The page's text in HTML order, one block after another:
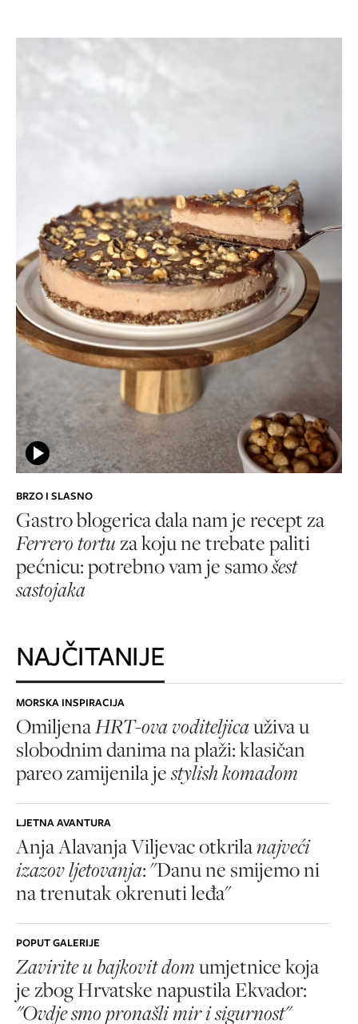
BRZO I SLASNO
Gastro blogerica dala nam je recept za
Ferrero tortu za koju ne trebate paliti
pećnicu: potrebno vam je samošest
sastojaka
NAJČITANIJE
MORSKA INSPIRACIJA
Omiljena HRT-ova voditeljicauživa u
slobodnim danima na plaži: klasičan
pareo zamijenila jestylish komadom
LJETNA AVANTURA
Anja Alavanja Viljevac otkrilanajveći
izazov ljetovanja: "Danu ne smijemo ni
na trenutak okrenuti leđa"
POPUT GALERIJE
Zavirite u bajkovit domumjetnice koja
je zbog Hrvatske napustila Ekvador:
"Ovdje smo pronašli mir i sigurnost"